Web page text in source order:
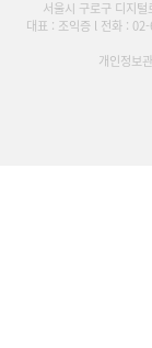
서울시 구로구 디지
대표 : 조익증 l 전화 :
개인정보